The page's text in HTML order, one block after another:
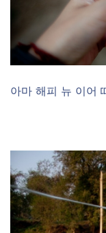
아마 해피 뉴 이어